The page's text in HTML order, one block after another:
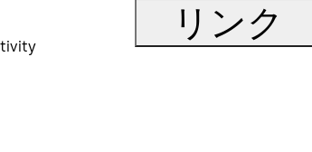
リンク